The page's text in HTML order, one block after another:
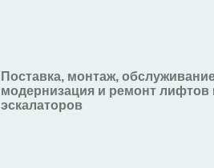
Поставка, монтаж,
модернизация и ремонт лифтов
эскалаторов